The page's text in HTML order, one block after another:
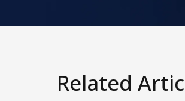
Related